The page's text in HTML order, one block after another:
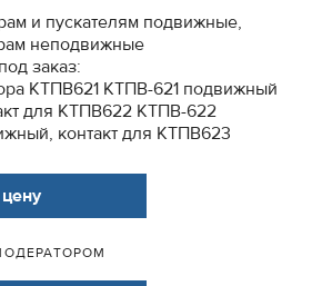
и пускателям подвижные,
неподвижные
заказ:
КТПВ621 КТПВ-621 подвижный
для КТПВ622 КТПВ-622
контакт для КТПВ623